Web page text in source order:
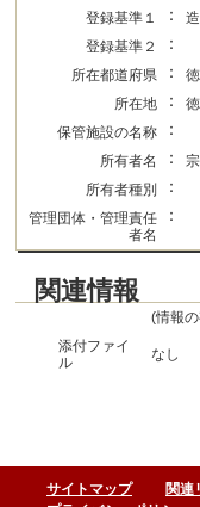
登録基準１ ：
登録基準２
：
所在都道府県 ：
所在地
：
保管施設の名称
：
所有者名 ：
所有者種別
：
管理団体・管理責任
者名
：
関連情報
(情報
添付ファイ
ル
なし
サイトマップ 関連